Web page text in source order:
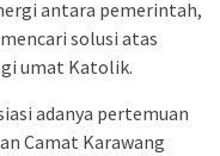
antara pemerintah,
solusi atas
umat Katolik.
adanya pertemuan
Camat Karawang